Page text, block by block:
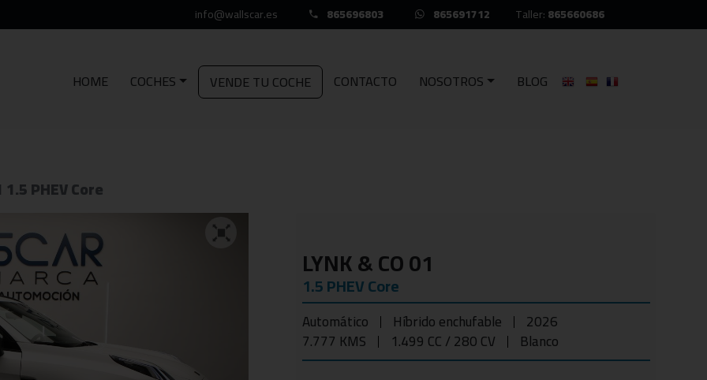
info@wallscar.es 865696803 865691712 Taller:865660686
HOME COCHES VENDE TU COCHE CONTACTO NOSOTROS BLOG
1.5 PHEV Core
LYNK & CO 01
1.5 PHEV Core
Automático Híbrido enchufable 2026
7.777 KMS 1.499 CC / 280 CV Blanco